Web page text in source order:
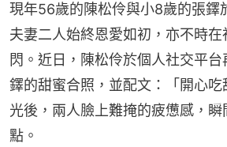
現年56歲的陳松伶與小8歲的張鐸
夫妻二人始終恩愛如初，亦不時
閃。近日，陳松伶於個人社交平
鐸的甜蜜合照，並配文：「開心
光後，兩人臉上難掩的疲憊感，
點。